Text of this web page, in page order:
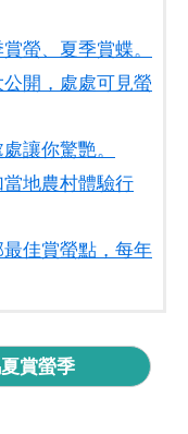
螢、夏季賞蝶。
開，處處可見螢
讓你驚艷。
地農村體驗行
佳賞螢點，每年
賞螢季